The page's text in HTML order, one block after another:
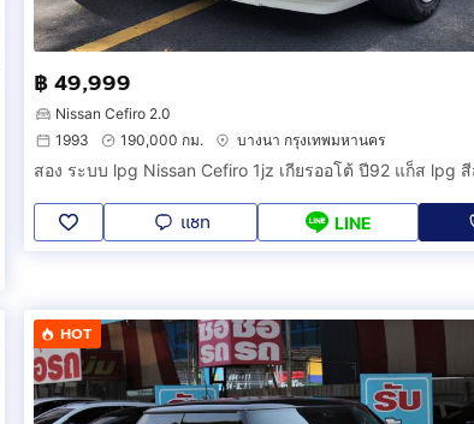
฿ 49,999
Nissan Cefiro 2.0
1993
190,000 กม. บางนา กรุงเทพมหานคร
สอง ระบบ lpg Nissan Cefiro 1jz เกียรออโต้ ปี92 แก็ส lpg
แชท LINE
HOT